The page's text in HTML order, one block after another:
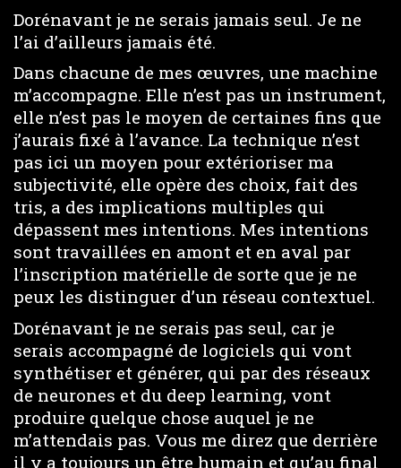
Dorénavant je ne serais jamais seul. Je ne
l’ai d’ailleurs jamais été.
Dans chacune de mes œuvres, une machine
m’accompagne. Elle n’est pas un instrument,
elle n’est pas le moyen de certaines fins que
j’aurais fixé à l’avance. La technique n’est
pas ici un moyen pour extérioriser ma
subjectivité, elle opère des choix, fait des
tris, a des implications multiples qui
dépassent mes intentions. Mes intentions
sont travaillées en amont et en aval par
l’inscription matérielle de sorte que je ne
peux les distinguer d’un réseau contextuel.
Dorénavant je ne serais pas seul, car je
serais accompagné de logiciels qui vont
synthétiser et générer, qui par des réseaux
de neurones et du deep learning, vont
produire quelque chose auquel je ne
m’attendais pas. Vous me direz que derrière
il y a toujours un être humain et qu’au final